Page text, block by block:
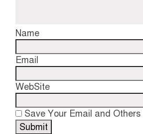
Name
Email
WebSite
Save Your Email and